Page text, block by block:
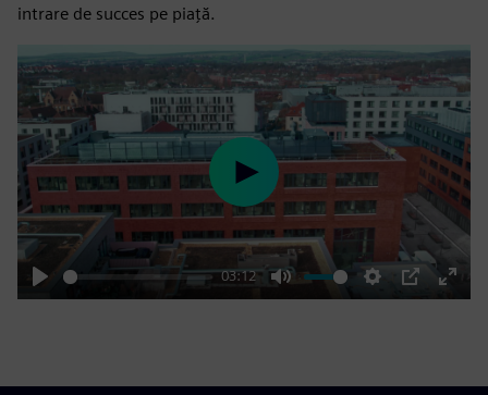
intrare de succes pe piață.
Play
03:12
Mute Settings
PIP
Enter
Play